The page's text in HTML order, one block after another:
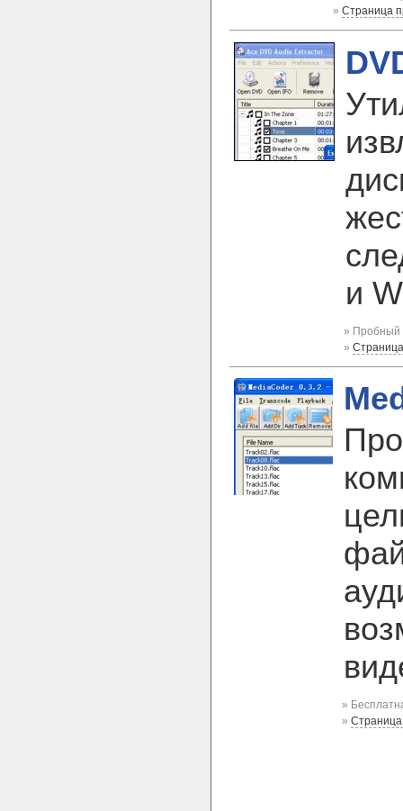
» Страница
и
» Пробный
»
»
»